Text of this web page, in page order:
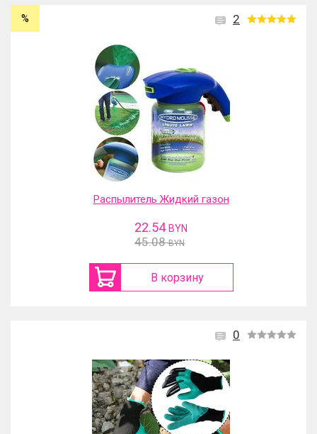
2
%
Распылитель Жидкий газон
22.54 BYN
45.08 BYN
В корзину
0